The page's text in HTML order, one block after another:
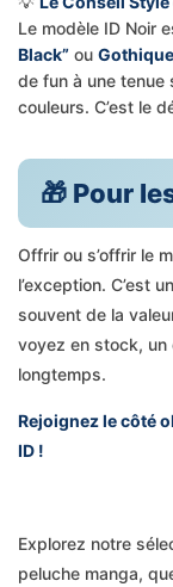
Le modèle ID Noir
Black” ou
de fun à une tenue
couleurs. C’est le
🎁 Pour
Offrir ou s’offrir le
l’exception. C’est
souvent de la
voyez en stock, un
longtemps.
Rejoignez le côté
ID !
Explorez notre
peluche manga,